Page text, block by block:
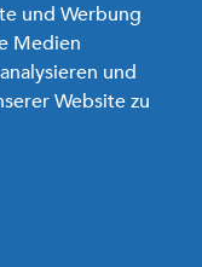
und Werbung
Medien
und
Website zu